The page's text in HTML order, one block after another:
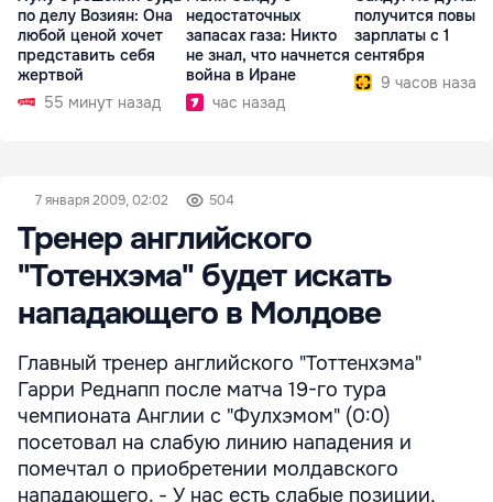
по делу Возиян: Она
любой ценой хочет
представить себя
жертвой
55 минут назад
недостаточных
запасах газа: Никто
не знал, что начнется
война в Иране
час назад
получится
зарплаты с 1
сентября
9 часов назад
7 января 2009, 02:02 504
Тренер английского
"Тотенхэма" будет искать
нападающего в Молдове
Главный тренер английского "Тоттенхэма"
Гарри Реднапп после матча 19-го тура
чемпионата Англии с "Фулхэмом" (0:0)
посетовал на слабую линию нападения и
помечтал о приобретении молдавского
нападающего. - У нас есть слабые позиции,